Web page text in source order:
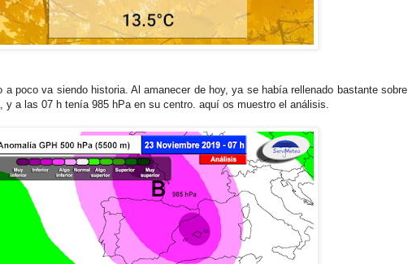
a poco va siendo historia. Al amanecer de hoy, ya se había rellenado bastante sobre
y a las 07 h tenía 985 hPa en su centro. aquí os muestro el análisis.